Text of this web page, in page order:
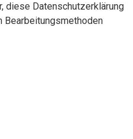
diese Datenschutzerklärung
Bearbeitungsmethoden